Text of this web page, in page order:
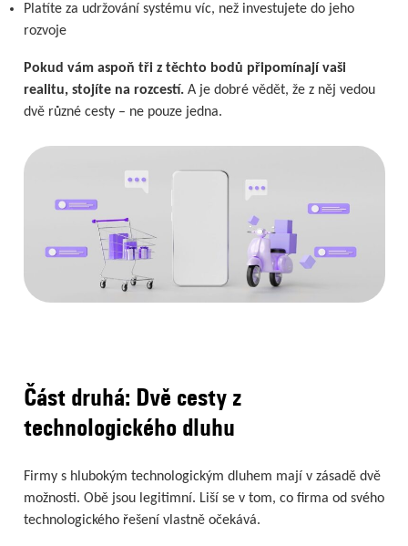
Platíte za udržování systému víc, než investujete do jeho
rozvoje
Pokud vám aspoň tři z těchto bodů připomínají vaši
realitu, stojíte na rozcestí.A je dobré vědět, že z něj vedou
dvě různé cesty – ne pouze jedna.
Část druhá: Dvě cesty z
technologického dluhu
Firmy s hlubokým technologickým dluhem mají v zásadě dvě
možnosti. Obě jsou legitimní. Liší se v tom, co firma od svého
technologického řešení vlastně očekává.